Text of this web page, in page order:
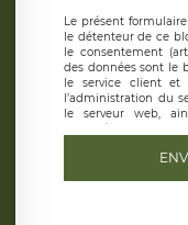
Le présent
le détenteur de ce
le consentement
des données sont le
le service client et
l’administration du
le serveur web,
autorisée. Le
basé en France